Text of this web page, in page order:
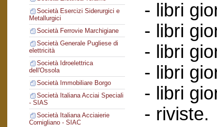
Società Esercizi Siderurgici e
Metallurgici
Società Ferrovie Marchigiane
Società Generale Pugliese di
elettricità
Società Idroelettrica
dell'Ossola
Società Immobiliare Borgo
Società Italiana Acciai Speciali
- SIAS
Società Italiana Acciaierie
Cornigliano - SIAC
- libri
- libri
- libri
- libri
- libri
- riviste.